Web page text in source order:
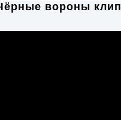
вороны клип